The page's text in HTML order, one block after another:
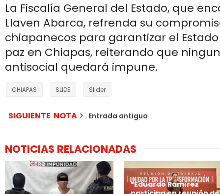
La Fiscalía General del Estado, que
Llaven Abarca, refrenda su
chiapanecos para garantizar el
paz en Chiapas, reiterando que
antisocial quedará impune.
CHIAPAS SLIDE Slider
SIGUIENTE NOTA Entrada antigua
NOTICIAS RELACIONADAS
*Eduardo Ramírez